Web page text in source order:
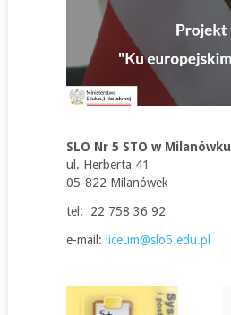
SLO Nr 5 STO w Milanówku
ul. Herberta 41
05-822 Milanówek
tel: 22 758 36 92
e-mail: liceum@slo5.edu.pl